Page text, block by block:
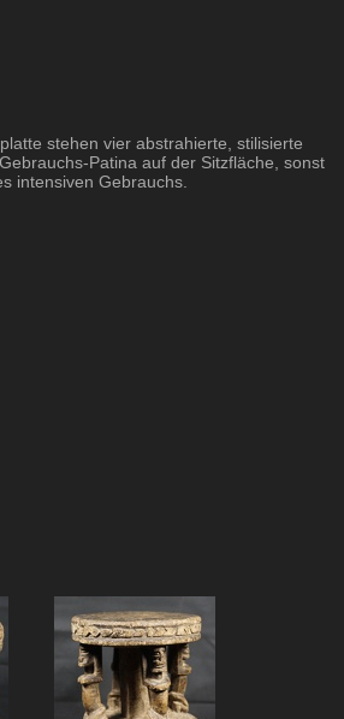
stehen vier abstrahierte, stilisierte
Patina auf der Sitzfläche, sonst
intensiven Gebrauchs.